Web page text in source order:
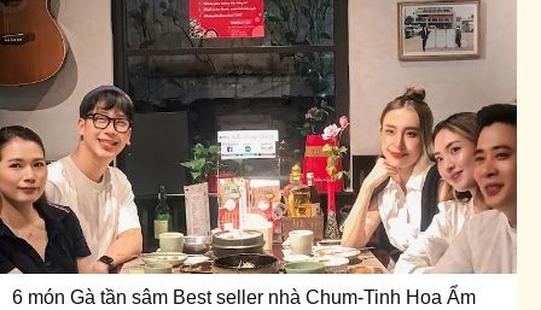
6 món Gà tần sâm Best seller nhà Chum-Tinh Hoa Ẩm